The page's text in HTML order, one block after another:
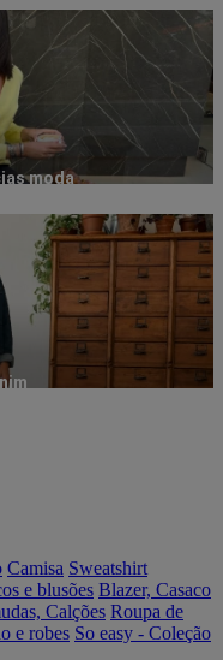
moda
Camisa Sweatshirt
e blusões Blazer, Casaco
Calções Roupa de
e robes So easy - Coleção